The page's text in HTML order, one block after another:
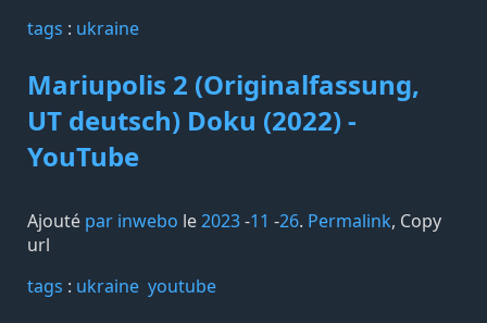
tags️ : ukraine
Mariupolis 2 (Originalfassung,
UT deutsch) Doku (2022) -
YouTube
Ajouté par inwebo le2023-11 -26. Permalink, Copy
url
tags️ : ukraine youtube